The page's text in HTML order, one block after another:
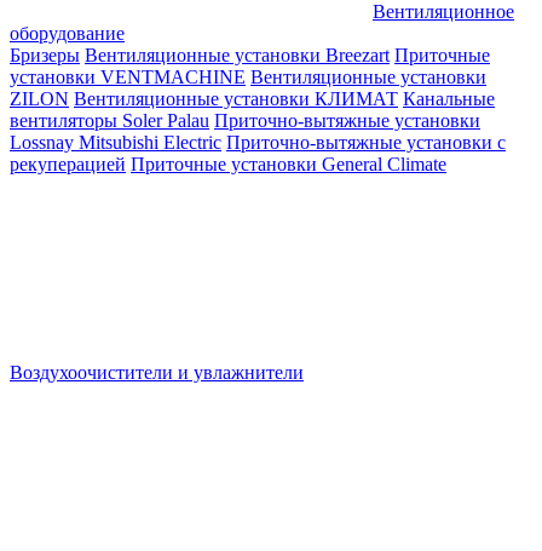
Вентиляционное
оборудование
Бризеры Вентиляционные установки Breezart Приточные
установки VENTMACHINE Вентиляционные установки
ZILON Вентиляционные установки КЛИМАТ Канальные
вентиляторы Soler Palau Приточно-вытяжные установки
Lossnay Mitsubishi Electric Приточно-вытяжные установки с
рекуперацией Приточные установки General Climate
Воздухоочистители и увлажнители